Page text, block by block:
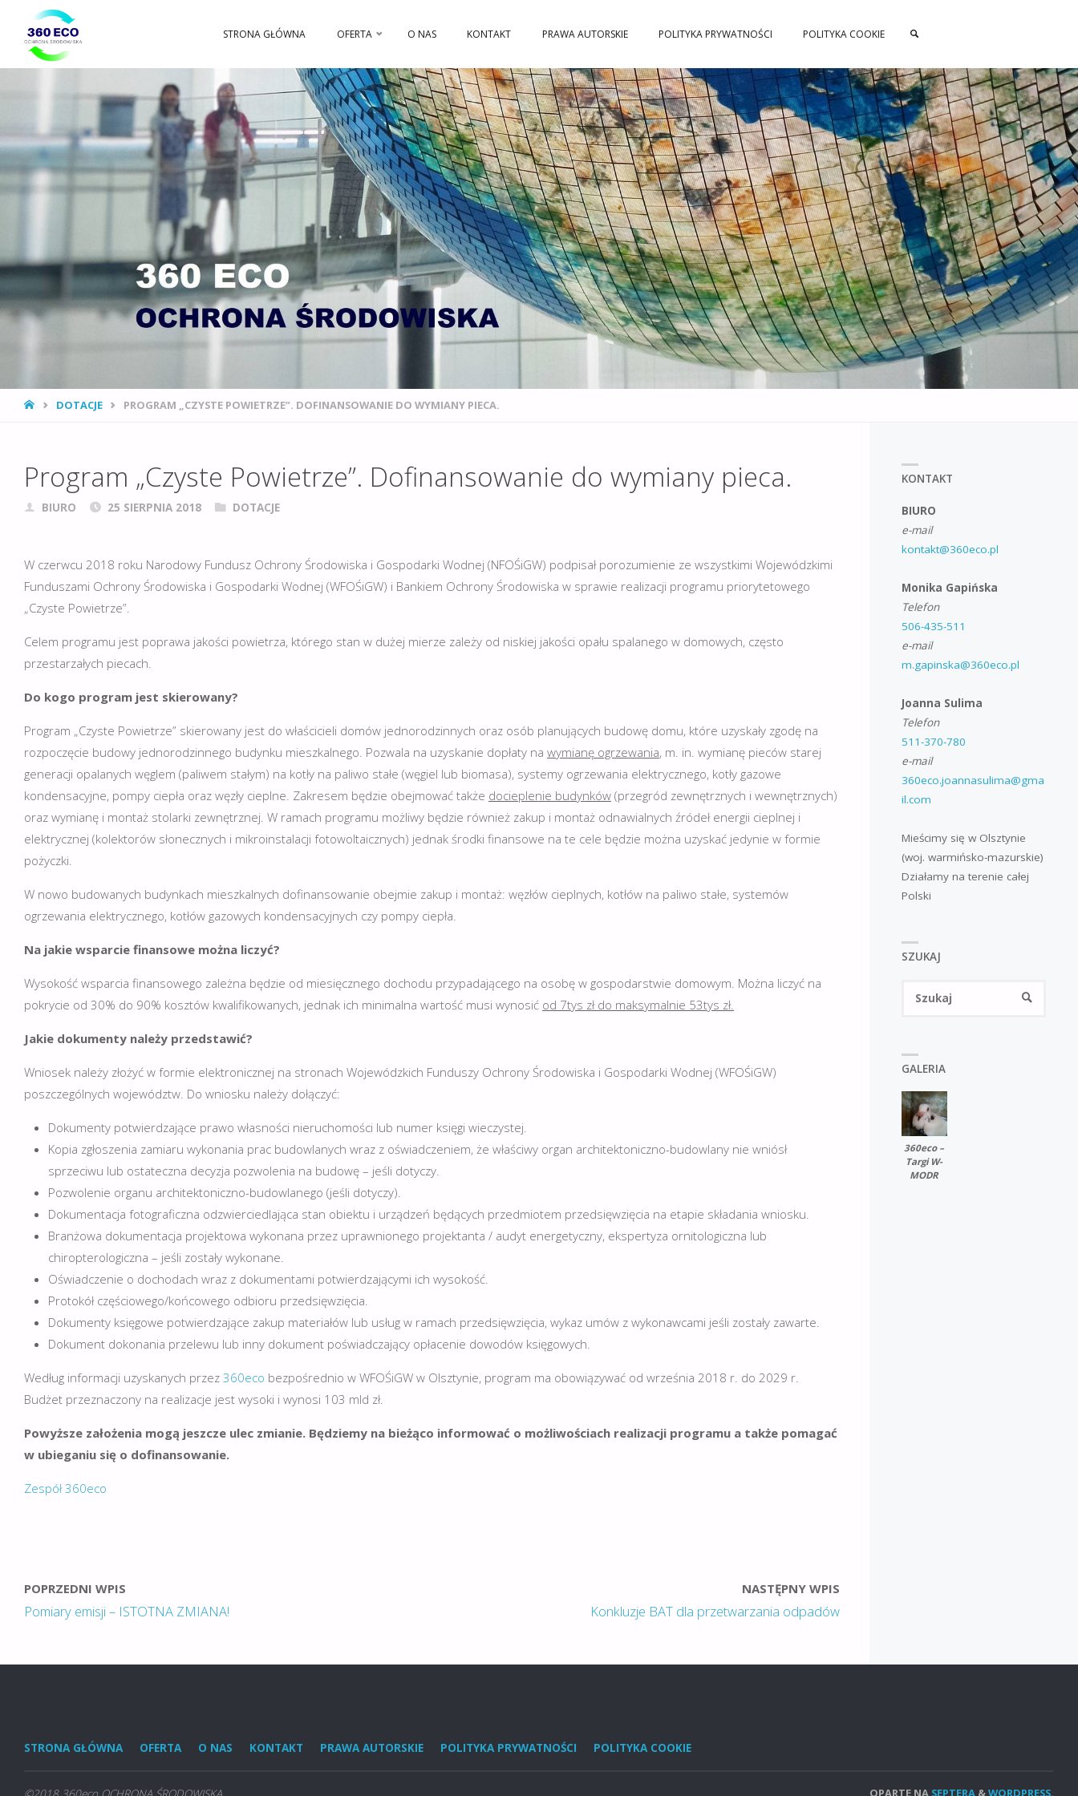
Gospodarowanie
Odpadami
treści
STRONA GŁÓWNA OFERTA O NAS KONTAKT PRAWA AUTORSKIE POLITYKA PRYWATNOŚCI POLITYKA COOKIE
SZUKAJ
STRONA
DOTACJE PROGRAM „CZYSTE POWIETRZE”. DOFINANSOWANIE DO WYMIANY PIECA.
Program „Czyste Powietrze”. Dofinansowanie do wymiany pieca.
BIURO 25 SIERPNIA 2018 DOTACJE
W czerwcu 2018 roku Narodowy Fundusz Ochrony Środowiska i Gospodarki Wodnej (NFOŚiGW) podpisał porozumienie ze wszystkimi Wojewódzkimi
Funduszami Ochrony Środowiska i Gospodarki Wodnej (WFOŚiGW) i Bankiem Ochrony Środowiska w sprawie realizacji programu priorytetowego
„Czyste Powietrze”.
Celem programu jest poprawa jakości powietrza, którego stan w dużej mierze zależy od niskiej jakości opału spalanego w domowych, często
przestarzałych piecach.
Do kogo program jest skierowany?
Program „Czyste Powietrze” skierowany jest do właścicieli domów jednorodzinnych oraz osób planujących budowę domu, które uzyskały zgodę na
rozpoczęcie budowy jednorodzinnego budynku mieszkalnego. Pozwala na uzyskanie dopłaty na wymianę ogrzewania, m. in. wymianę pieców starej
generacji opalanych węglem (paliwem stałym) na kotły na paliwo stałe (węgiel lub biomasa), systemy ogrzewania elektrycznego, kotły gazowe
kondensacyjne, pompy ciepła oraz węzły cieplne. Zakresem będzie obejmować także docieplenie budynków (przegród zewnętrznych i wewnętrznych)
oraz wymianę i montaż stolarki zewnętrznej. W ramach programu możliwy będzie również zakup i montaż odnawialnych źródeł energii cieplnej i
elektrycznej (kolektorów słonecznych i mikroinstalacji fotowoltaicznych) jednak środki finansowe na te cele będzie można uzyskać jedynie w formie
pożyczki.
W nowo budowanych budynkach mieszkalnych dofinansowanie obejmie zakup i montaż: węzłów cieplnych, kotłów na paliwo stałe, systemów
ogrzewania elektrycznego, kotłów gazowych kondensacyjnych czy pompy ciepła.
Na jakie wsparcie finansowe można liczyć?
Wysokość wsparcia finansowego zależna będzie od miesięcznego dochodu przypadającego na osobę w gospodarstwie domowym. Można liczyć na
pokrycie od 30% do 90% kosztów kwalifikowanych, jednak ich minimalna wartość musi wynosić od 7tys zł do maksymalnie 53tys zł.
Jakie dokumenty należy przedstawić?
Wniosek należy złożyć w formie elektronicznej na stronach Wojewódzkich Funduszy Ochrony Środowiska i Gospodarki Wodnej (WFOŚiGW)
poszczególnych województw. Do wniosku należy dołączyć:
Dokumenty potwierdzające prawo własności nieruchomości lub numer księgi wieczystej.
Kopia zgłoszenia zamiaru wykonania prac budowlanych wraz z oświadczeniem, że właściwy organ architektoniczno-budowlany nie wniósł
sprzeciwu lub ostateczna decyzja pozwolenia na budowę – jeśli dotyczy.
Pozwolenie organu architektoniczno-budowlanego (jeśli dotyczy).
Dokumentacja fotograficzna odzwierciedlająca stan obiektu i urządzeń będących przedmiotem przedsięwzięcia na etapie składania wniosku.
Branżowa dokumentacja projektowa wykonana przez uprawnionego projektanta / audyt energetyczny, ekspertyza ornitologiczna lub
chiropterologiczna – jeśli zostały wykonane.
Oświadczenie o dochodach wraz z dokumentami potwierdzającymi ich wysokość.
Protokół częściowego/końcowego odbioru przedsięwzięcia.
Dokumenty księgowe potwierdzające zakup materiałów lub usług w ramach przedsięwzięcia, wykaz umów z wykonawcami jeśli zostały zawarte.
Dokument dokonania przelewu lub inny dokument poświadczający opłacenie dowodów księgowych.
Według informacji uzyskanych przez 360eco bezpośrednio w WFOŚiGW w Olsztynie, program ma obowiązywać od września 2018 r. do 2029 r.
Budżet przeznaczony na realizacje jest wysoki i wynosi 103 mld zł.
Powyższe założenia mogą jeszcze ulec zmianie. Będziemy na bieżąco informować o możliwościach realizacji programu a także pomagać
w ubieganiu się o dofinansowanie.
Zespół 360eco
POPRZEDNI WPIS
Pomiary emisji – ISTOTNA ZMIANA!
NASTĘPNY WPIS
Konkluzje BAT dla przetwarzania odpadów
KONTAKT
BIURO
e-mail
kontakt@360eco.pl
Monika Gapińska
Telefon
506-435-511
e-mail
m.gapinska@360eco.pl
Joanna Sulima
Telefon
511-370-780
e-mail
360eco.joannasulima@gma
il.com
Mieścimy się w Olsztynie
(woj. warmińsko-mazurskie)
Działamy na terenie całej
Polski
SZUKAJ
SZUKAJ
GALERIA
360eco –
Targi W-
MODR
STRONA GŁÓWNA OFERTA O NAS KONTAKT PRAWA AUTORSKIE POLITYKA PRYWATNOŚCI POLITYKA COOKIE
OPARTE NA SEPTERA &WORDPRESS.